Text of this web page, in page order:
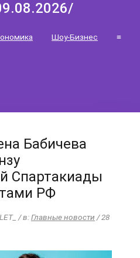
Шоу-Бизнес ≡
Бабичева
Спартакиады
РФ
/ в:Главные новости / 28